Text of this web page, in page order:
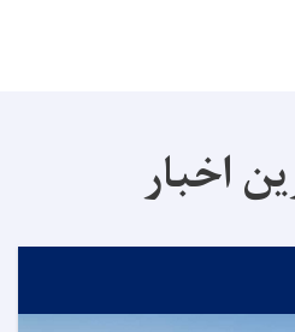
اخبار